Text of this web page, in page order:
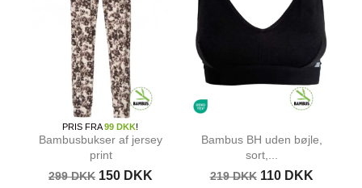
Bambusbukser af jersey
print
299 DKK
PRIS FRA99 DKK!
150 DKK
Bambus BH uden bøjle,
sort,...
219 DKK 110 DKK